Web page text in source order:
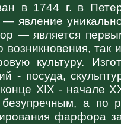
в 1744 г. в
— явление
— является
возникновения, так
культуру.
- посуда,
XIX - начале
а по
фарфора